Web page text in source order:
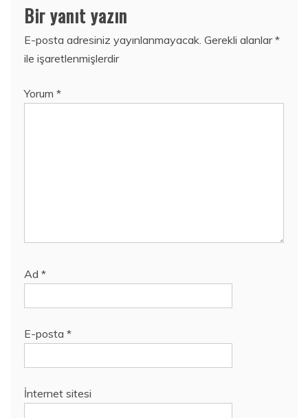
Bir yanıt yazın
E-posta adresiniz yayınlanmayacak. Gerekli alanlar*
ile işaretlenmişlerdir
Yorum *
Ad *
E-posta *
İnternet sitesi